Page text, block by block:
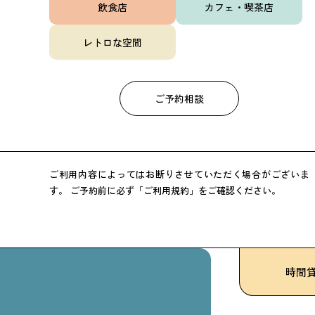
飲食店 カフェ・喫茶店
レトロな空間
ご予約相談
ご利用内容によってはお断りさせていただく場合がございま
す。
ご予約前に必ず「ご利用規約」をご確認ください。
時間